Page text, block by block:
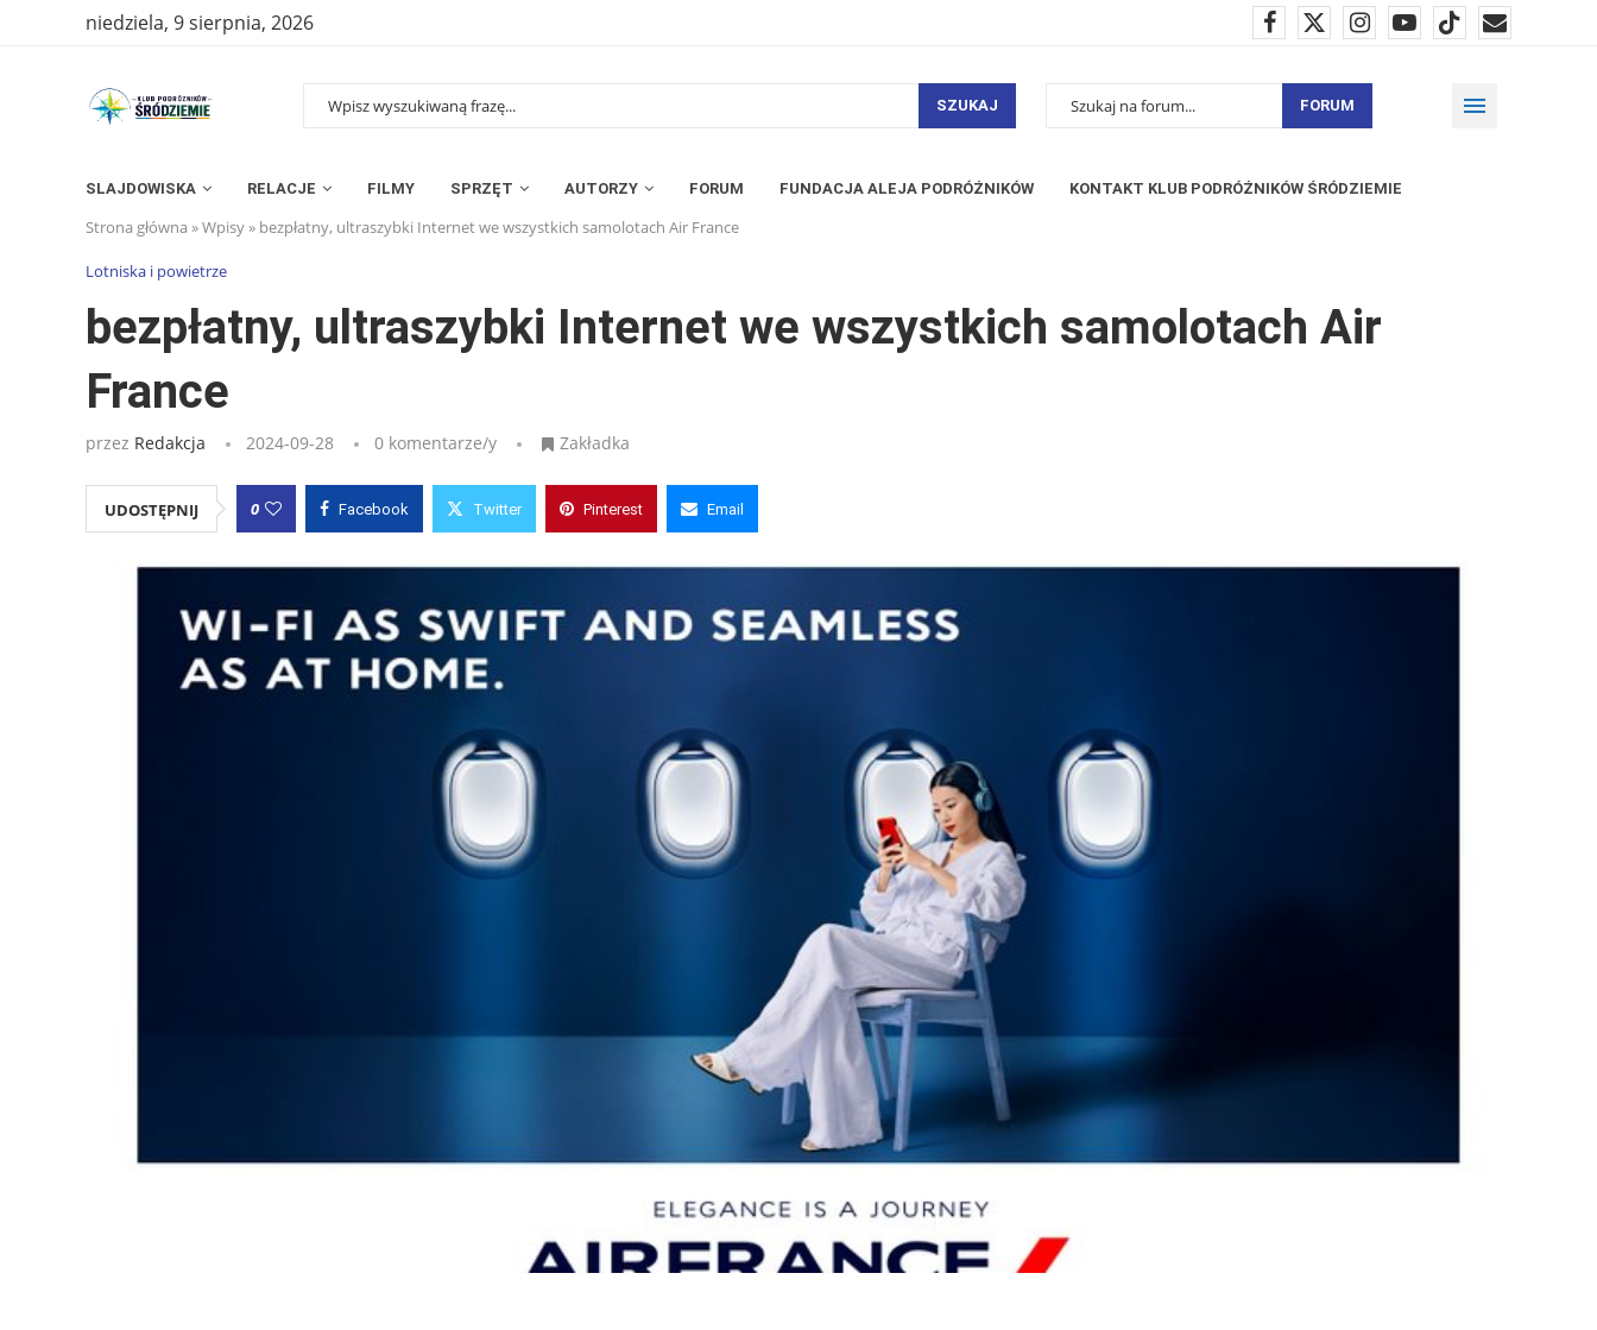
niedziela, 9 sierpnia, 2026
SZUKAJ FORUM
SLAJDOWISKA RELACJE FILMY SPRZĘT AUTORZY FORUM FUNDACJA ALEJA PODRÓŻNIKÓW KONTAKT KLUB PODRÓŻNIKÓW ŚRÓDZIEMIE
Strona główna »Wpisy» bezpłatny, ultraszybki Internet we wszystkich samolotach Air France
Lotniska i powietrze
bezpłatny, ultraszybki Internet we wszystkich samolotach Air
France
przez Redakcja 2024-09-28 0 komentarze/y Zakładka
UDOSTĘPNIJ 0 Facebook Twitter Pinterest Email